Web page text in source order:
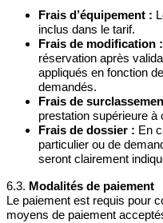
Frais d’équipement :
inclus dans le tarif.
Frais de modification :
réservation après
appliqués en fonction
demandés.
Frais de
prestation supérieure à
Frais de dossier : En
particulier ou de
seront clairement
6.3. Modalités de paiement
Le paiement est requis pour
moyens de paiement